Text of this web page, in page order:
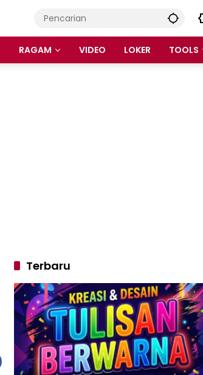
RAGAM VIDEO LOKER TOOLS
Terbaru